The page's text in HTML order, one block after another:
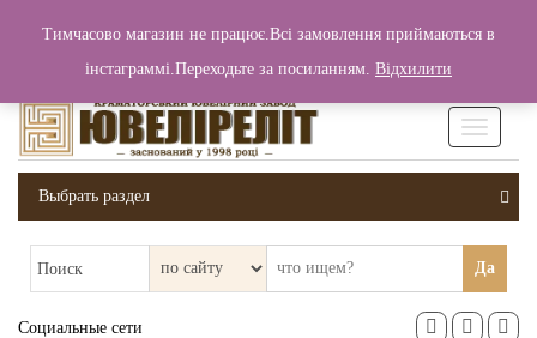
Вход / Регистрация 0 грн.
Выбрать раздел
Поиск Да
Социальные сети
Тимчасово магазин не працює.Всі замовлення приймаються в
інстаграммі.Переходьте за посиланням. Відхилити